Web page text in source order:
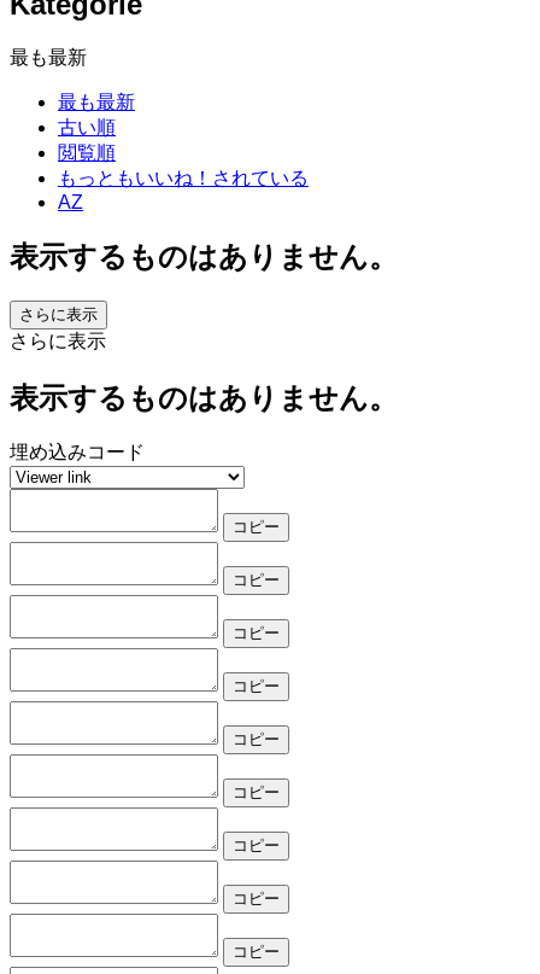
最も最新
最も最新
古い順
閲覧順
もっともいいね！されている
AZ
表示するものはありません。
さらに表示
さらに表示
表示するものはありません。
埋め込みコード
コピー
コピー
コピー
コピー
コピー
コピー
コピー
コピー
コピー